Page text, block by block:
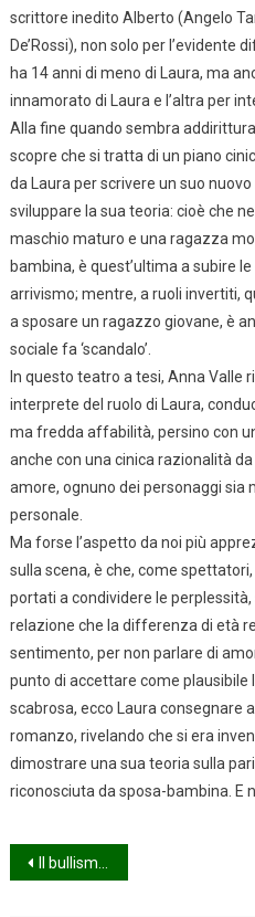
scrittore inedito Alberto (Angelo
De’Rossi), non solo per
ha 14 anni di meno di Laura, ma
innamorato di Laura e l’altra per
Alla fine quando sembra
scopre che si tratta di un piano
da Laura per scrivere un suo
sviluppare la sua teoria: cioè che
maschio maturo e una ragazza
bambina, è quest’ultima a subire
arrivismo; mentre, a ruoli invertiti,
a sposare un ragazzo giovane, è
sociale fa ‘scandalo’.
In questo teatro a tesi, Anna Valle
interprete del ruolo di Laura,
ma fredda affabilità, persino con
anche con una cinica razionalità
amore, ognuno dei personaggi sia
personale.
Ma forse l’aspetto da noi più
sulla scena, è che, come
portati a condividere le
relazione che la differenza di età
sentimento, per non parlare di
punto di accettare come plausibile
scabrosa, ecco Laura consegnare
romanzo, rivelando che si era
dimostrare una sua teoria sulla
riconosciuta da sposa-bambina. E
Navigazione
Il bullismo politico di Trump